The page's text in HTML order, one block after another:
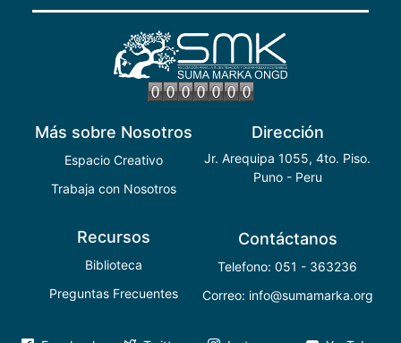
Dirección
Jr. Arequipa 1055, 4to. Piso.
Puno - Peru
Más sobre Nosotros
Espacio Creativo
Trabaja con Nosotros
Recursos
Biblioteca
Preguntas Frecuentes
Contáctanos
Telefono: 051 - 363236
Correo: info@sumamarka.org